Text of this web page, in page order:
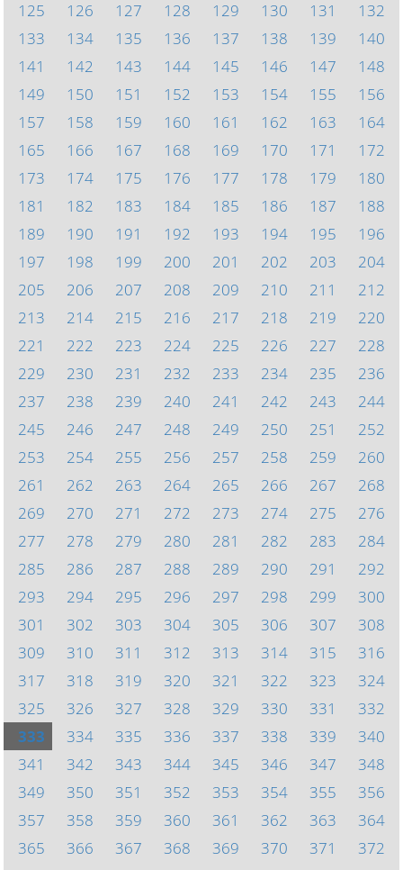
125
126 127 128 129 130 131
132
133
134 135 136 137 138 139
140
141
142 143 144 145 146 147
148
149
150 151 152 153 154 155
156
157
158 159 160 161 162 163
164
165
166 167 168 169 170 171
172
173
174 175 176 177 178 179
180
181
182 183 184 185 186 187
188
189
190 191 192 193 194 195
196
197
198 199 200 201 202 203
204
205
206 207 208 209 210 211
212
213
214 215 216 217 218 219
220
221
222 223 224 225 226 227
228
229
230 231 232 233 234 235
236
237
238 239 240 241 242 243
244
245
246 247 248 249 250 251
252
253
254 255 256 257 258 259
260
261
262 263 264 265 266 267
268
269
270 271 272 273 274 275
276
277
278 279 280 281 282 283
284
285
286 287 288 289 290 291
292
293
294 295 296 297 298 299
300
301
302 303 304 305 306 307
308
309
310 311 312 313 314 315
316
317
318 319 320 321 322 323
324
325
326 327 328 329 330 331
332
333
334 335 336 337 338 339
340
341
342 343 344 345 346 347
348
349
350 351 352 353 354 355
356
357
358 359 360 361 362 363
364
365
366 367 368 369 370 371
372